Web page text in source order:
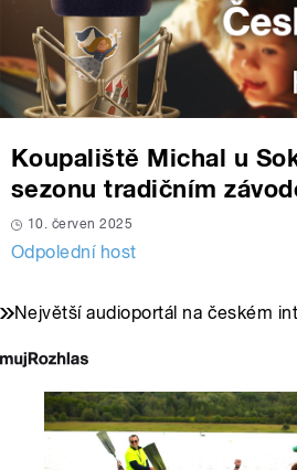
Koupaliště Michal u
sezonu tradičním
10. červen 2025
Odpolední host
Největší audioportál na českém